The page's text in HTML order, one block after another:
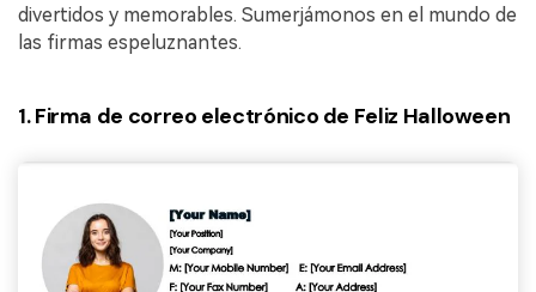
divertidos y memorables. Sumerjámonos en el mundo de
las firmas espeluznantes.
1. Firma de correo electrónico de Feliz Halloween